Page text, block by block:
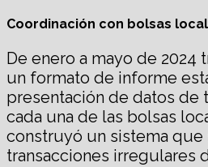
Coordinación con bolsas
De enero a mayo de 2024
un formato de informe
presentación de datos de
cada una de las bolsas
construyó un sistema que
transacciones irregulares